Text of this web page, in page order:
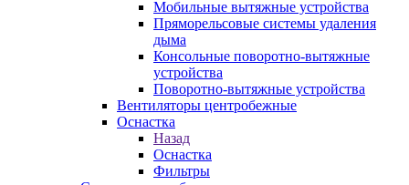
Мобильные вытяжные устройства
Пряморельсовые системы удаления
дыма
Консольные поворотно-вытяжные
устройства
Поворотно-вытяжные устройства
Вентиляторы центробежные
Оснастка
Назад
Оснастка
Фильтры